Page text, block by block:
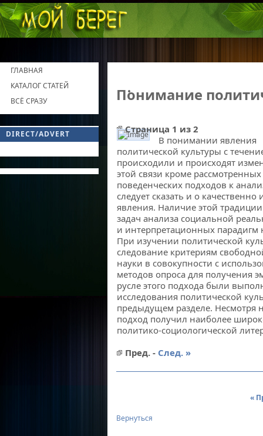
Понимание
Страница 1 из 2
В понимании явления
политической культуры с
происходили и происходят
этой связи кроме
поведен­ческих подходов к
следует сказать и о
явления. Наличие этой
задач анализа социальной
и интерпрета­ционных парадигм
При изучении политической
следование критериям
науки в совокупности с
методов опро­са для получения
русле этого подхода были
исследования политической
предыдущем разделе. Несмотря
подход получил наиболее
политико-социо­логической
Пред. - След. »
«
Вернуться
ГЛАВНАЯ
КАТАЛОГ СТАТЕЙ
ВСЁ СРАЗУ
DIRECT/ADVERT